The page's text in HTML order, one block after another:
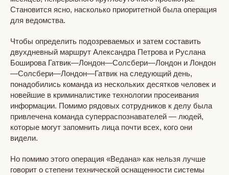
Становится ясно, насколько приоритетной была операция
для ведомства.
Чтобы определить подозреваемых и затем составить
двухдневный маршрут Александра Петрова и Руслана
Боширова Гатвик—Лондон—Солсбери—Лондон и Лондон
—Солсбери—Лондон—Гатвик на следующий день,
понадобились команда из нескольких десятков человек и
новейшие в криминалистике технологии просеивания
информации. Помимо рядовых сотрудников к делу была
привлечена команда суперраспознавателей — людей,
которые могут запомнить лица почти всех, кого они
видели.
Но помимо этого операция «Ведана» как нельзя лучше
говорит о степени технической оснащенности системы